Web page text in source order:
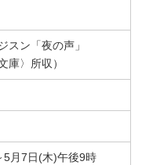
スン「夜の声」
庫〉所収）
5月7日(木)午後9時